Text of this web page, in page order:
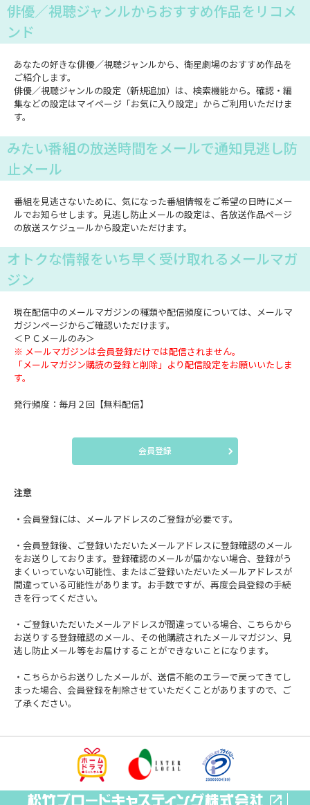
俳優／視聴ジャンルからおすすめ作品をリコメ
ンド
あなたの好きな俳優／視聴ジャンルから、衛星劇場のおすすめ作品を
ご紹介します。
俳優／視聴ジャンルの設定（新規追加）は、検索機能から。確認・編
集などの設定はマイページ「お気に入り設定」からご利用いただけま
す。
みたい番組の放送時間をメールで通知見逃し防
止メール
番組を見逃さないために、気になった番組情報をご希望の日時にメー
ルでお知らせします。見逃し防止メールの設定は、各放送作品ページ
の放送スケジュールから設定いただけます。
オトクな情報をいち早く受け取れるメールマガ
ジン
現在配信中のメールマガジンの種類や配信頻度については、メールマ
ガジンページからご確認いただけます。
＜ＰＣメールのみ＞
※ メールマガジンは会員登録だけでは配信されません。
「メールマガジン購読の登録と削除」より配信設定をお願いいたしま
す。
発行頻度：毎月２回【無料配信】
会員登録
注意
・会員登録には、メールアドレスのご登録が必要です。
・会員登録後、ご登録いただいたメールアドレスに登録確認のメール
をお送りしております。登録確認のメールが届かない場合、登録がう
まくいっていない可能性、またはご登録いただいたメールアドレスが
間違っている可能性があります。お手数ですが、再度会員登録の手続
きを行ってください。
・ご登録いただいたメールアドレスが間違っている場合、こちらから
お送りする登録確認のメール、その他購読されたメールマガジン、見
逃し防止メール等をお届けすることができないことになります。
・こちらからお送りしたメールが、送信不能のエラーで戻ってきてし
まった場合、会員登録を削除させていただくことがありますので、ご
了承ください。